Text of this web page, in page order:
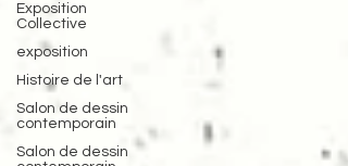
Exposition
Collective
exposition
Histoire de l'art
Salon de dessin
contemporain
Salon de dessin